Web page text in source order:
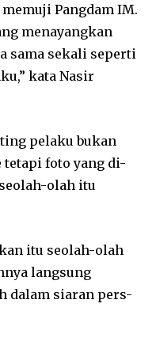
Pangdam IM.
menayangkan
sama sekali seperti
kata Nasir
pelaku bukan
foto yang di-
olah itu
itu seolah-olah
langsung
dalam siaran pers-